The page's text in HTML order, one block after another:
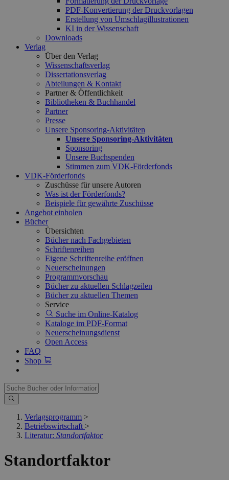
PDF-Konvertierung der Druckvorlagen
Erstellung von Umschlagillustrationen
KI in der Wissenschaft
Downloads
Verlag
Über den Verlag
Wissenschaftsverlag
Dissertationsverlag
Abteilungen & Kontakt
Partner & Öffentlichkeit
Bibliotheken & Buchhandel
Partner
Presse
Unsere Sponsoring-Aktivitäten
Unsere Sponsoring-Aktivitäten
Sponsoring
Unsere Buchspenden
Stimmen zum VDK-Förderfonds
VDK-Förderfonds
Zuschüsse für unsere Autoren
Was ist der Förderfonds?
Beispiele für gewährte Zuschüsse
Angebot einholen
Bücher
Übersichten
Bücher nach Fachgebieten
Schriftenreihen
Eigene Schriftenreihe eröffnen
Neuerscheinungen
Programmvorschau
Bücher zu aktuellen Schlagzeilen
Bücher zu aktuellen Themen
Service
Suche im Online-Katalog
Kataloge im PDF-Format
Neuerscheinungsdienst
Open Access
FAQ
Shop
Verlagsprogramm >
Betriebswirtschaft >
Literatur: Standortfaktor
Standortfaktor